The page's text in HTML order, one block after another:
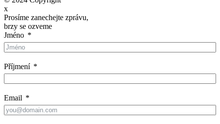
x
Prosíme zanechejte zprávu,
brzy se ozveme
Jméno
Příjmení
Email